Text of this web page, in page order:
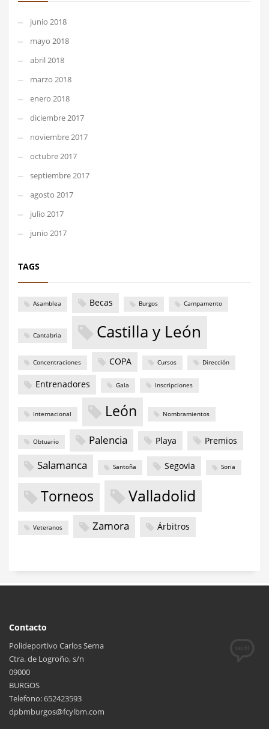
junio 2018
mayo 2018
abril 2018
marzo 2018
enero 2018
diciembre 2017
noviembre 2017
octubre 2017
septiembre 2017
agosto 2017
julio 2017
junio 2017
TAGS
Asamblea Becas Burgos Campamento
Cantabria Castilla y León
Concentraciones COPA Cursos Dirección
Entrenadores Gala Inscripciones
Internacional León Nombramientos
Obtuario Palencia Playa Premios
Salamanca Santoña Segovia Soria
Torneos Valladolid
Veteranos Zamora Árbitros
Contacto
Polideportivo Carlos Serna
Ctra. de Logroño, s/n
09000
BURGOS
Telefono: 652423593
dpbmburgos@fcylbm.com